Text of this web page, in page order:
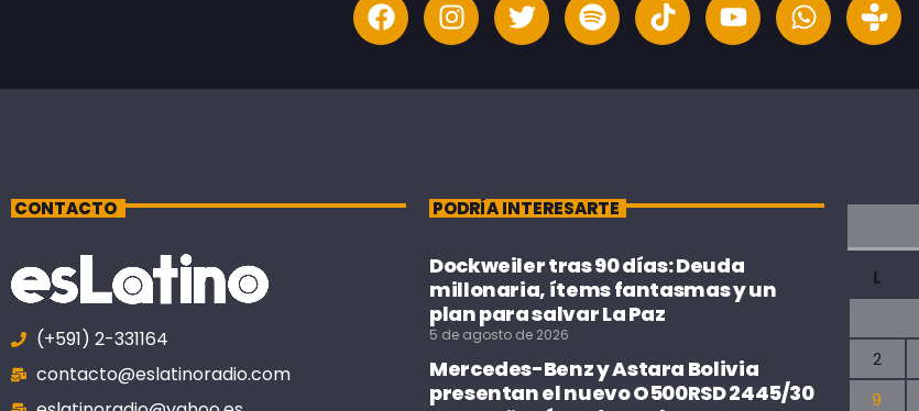
CONTACTO
(+591) 2-331164
contacto@eslatinoradio.com
PODRÍA INTERESARTE
Dockweiler tras 90 días: Deuda
millonaria, ítems fantasmas y un
plan para salvar La Paz
5 de agosto de 2026
Mercedes-Benz y Astara Bolivia
presentan el nuevo O500RSD 2445/30
L
2
9